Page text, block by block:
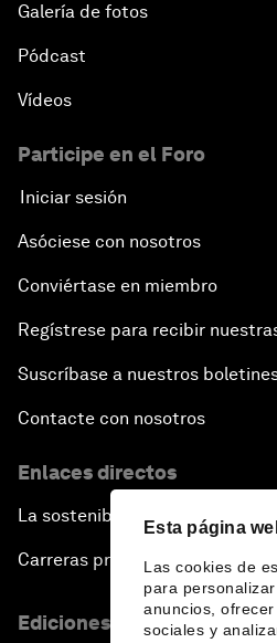
Esta página
Las cookies de
para
anuncios,
sociales y
Galería de fotos
Pódcast
Vídeos
Participe en el Foro
Iniciar sesión
Asóciese con nosotros
Conviértase en miembro
Regístrese para recibir
Suscríbase a nuestros
Contacte con nosotros
Enlaces directos
La sostenibilidad en el Foro
Carreras profesionales
Ediciones en otros idiomas